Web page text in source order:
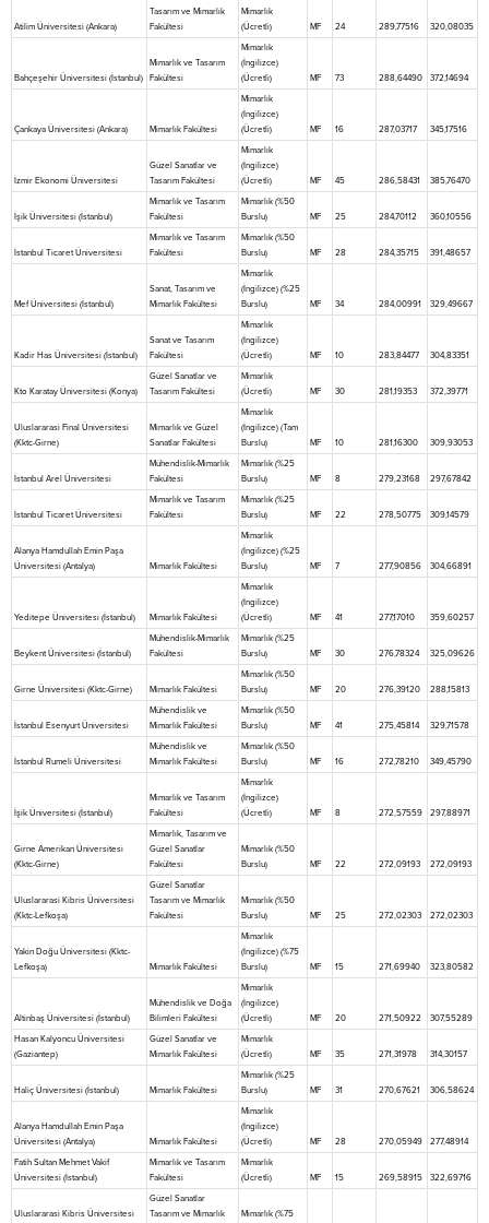
Atilim Üniversitesi (Ankara)
Tasarım ve Mimarlık
Fakültesi
Mimarlık
(Ücretli)
MF 24 289,77516 320,08035
Bahçeşehir Üniversitesi (İstanbul)
Mimarlık ve Tasarım
Fakültesi
Mimarlık
(İngilizce)
(Ücretli)
MF 73 288,64490 372,14694
Çankaya Üniversitesi (Ankara) Mimarlık Fakültesi
Mimarlık
(İngilizce)
(Ücretli)
MF 16 287,03717 345,17516
İzmir Ekonomi Üniversitesi
Güzel Sanatlar ve
Tasarım Fakültesi
Mimarlık
(İngilizce)
(Ücretli)
MF 45 286,58431 385,76470
İşik Üniversitesi (İstanbul)
Mimarlık ve Tasarım
Fakültesi
Mimarlık (%50
Burslu)
MF 25 284,70112 360,10556
İstanbul Ticaret Üniversitesi
Mimarlık ve Tasarım
Fakültesi
Mimarlık (%50
Burslu)
MF 28 284,35715 391,48657
Mef Üniversitesi (İstanbul)
Sanat, Tasarım ve
Mimarlık Fakültesi
Mimarlık
(İngilizce) (%25
Burslu)
MF 34 284,00991 329,49667
Kadir Has Üniversitesi (İstanbul)
Sanat ve Tasarım
Fakültesi
Mimarlık
(İngilizce)
(Ücretli)
MF 10 283,84477 304,83351
Kto Karatay Üniversitesi (Konya)
Güzel Sanatlar ve
Tasarım Fakültesi
Mimarlık
(Ücretli)
MF 30 281,19353 372,39771
Uluslararasi Final Üniversitesi
(Kktc-Girne)
Mimarlık ve Güzel
Sanatlar Fakültesi
Mimarlık
(İngilizce) (Tam
Burslu)
MF 10 281,16300 309,93053
İstanbul Arel Üniversitesi
Mühendislik-Mimarlık
Fakültesi
Mimarlık (%25
Burslu)
MF 8 279,23168 297,67842
İstanbul Ticaret Üniversitesi
Mimarlık ve Tasarım
Fakültesi
Mimarlık (%25
Burslu)
MF 22 278,50775 309,14579
Alanya Hamdullah Emin Paşa
Üniversitesi (Antalya)
Mimarlık Fakültesi
Mimarlık
(İngilizce) (%25
Burslu)
MF 7 277,90856 304,66891
Yeditepe Üniversitesi (İstanbul) Mimarlık Fakültesi
Mimarlık
(İngilizce)
(Ücretli)
MF 41 277,17010 359,60257
Beykent Üniversitesi (İstanbul)
Mühendislik-Mimarlık
Fakültesi
Mimarlık (%25
Burslu)
MF 30 276,78324 325,09626
Girne Üniversitesi (Kktc-Girne) Mimarlık Fakültesi
Mimarlık (%50
Burslu)
MF 20 276,39120 288,15813
İstanbul Esenyurt Üniversitesi
Mühendislik ve
Mimarlık Fakültesi
Mimarlık (%50
Burslu)
MF 41 275,45814 329,71578
İstanbul Rumeli Üniversitesi
Mühendislik ve
Mimarlık Fakültesi
Mimarlık (%50
Burslu)
MF 16 272,78210 349,45790
İşik Üniversitesi (İstanbul)
Mimarlık ve Tasarım
Fakültesi
Mimarlık
(İngilizce)
(Ücretli)
MF 8 272,57559 297,88971
Girne Amerikan Üniversitesi
(Kktc-Girne)
Mimarlık, Tasarım ve
Güzel Sanatlar
Fakültesi
Mimarlık (%50
Burslu)
MF 22 272,09193 272,09193
Uluslararasi Kibris Üniversitesi
(Kktc-Lefkoşa)
Güzel Sanatlar
Tasarım ve Mimarlık
Fakültesi
Mimarlık (%50
Burslu)
MF 25 272,02303 272,02303
Yakin Doğu Üniversitesi (Kktc-
Lefkoşa)
Mimarlık Fakültesi
Mimarlık
(İngilizce) (%75
Burslu)
MF 15 271,69940 323,80582
Altinbaş Üniversitesi (İstanbul)
Mühendislik ve Doğa
Bilimleri Fakültesi
Mimarlık
(İngilizce)
(Ücretli)
MF 20 271,50922 307,55289
Hasan Kalyoncu Üniversitesi
(Gaziantep)
Güzel Sanatlar ve
Mimarlık Fakültesi
Mimarlık
(Ücretli)
MF 35 271,31978 314,30157
Haliç Üniversitesi (İstanbul) Mimarlık Fakültesi
Mimarlık (%25
Burslu)
MF 31 270,67621 306,58624
Alanya Hamdullah Emin Paşa
Üniversitesi (Antalya)
Mimarlık Fakültesi
Mimarlık
(İngilizce)
(Ücretli)
MF 28 270,05949 277,48914
Fatih Sultan Mehmet Vakif
Üniversitesi (İstanbul)
Mimarlık ve Tasarım
Fakültesi
Mimarlık
(Ücretli)
MF 15 269,58915 322,69716
Uluslararasi Kibris Üniversitesi
Güzel Sanatlar
Tasarım ve Mimarlık
Mimarlık (%75